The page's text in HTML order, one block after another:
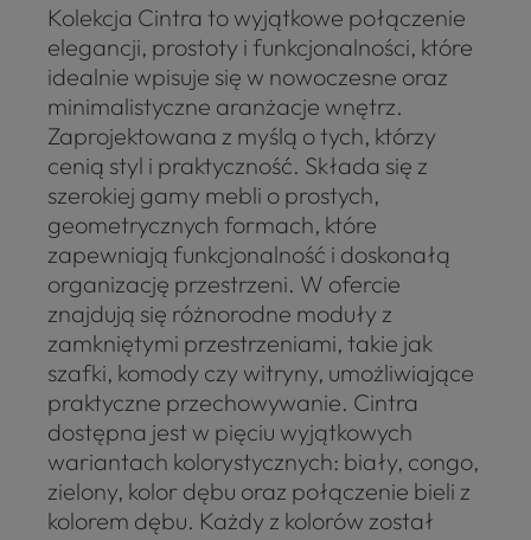
Kolekcja Cintra to wyjątkowe połączenie
elegancji, prostoty i funkcjonalności, które
idealnie wpisuje się w nowoczesne oraz
minimalistyczne aranżacje wnętrz.
Zaprojektowana z myślą o tych, którzy
cenią styl i praktyczność. Składa się z
szerokiej gamy mebli o prostych,
geometrycznych formach, które
zapewniają funkcjonalność i doskonałą
organizację przestrzeni. W ofercie
znajdują się różnorodne moduły z
zamkniętymi przestrzeniami, takie jak
szafki, komody czy witryny, umożliwiające
praktyczne przechowywanie. Cintra
dostępna jest w pięciu wyjątkowych
wariantach kolorystycznych: biały, congo,
zielony, kolor dębu oraz połączenie bieli z
kolorem dębu. Każdy z kolorów został